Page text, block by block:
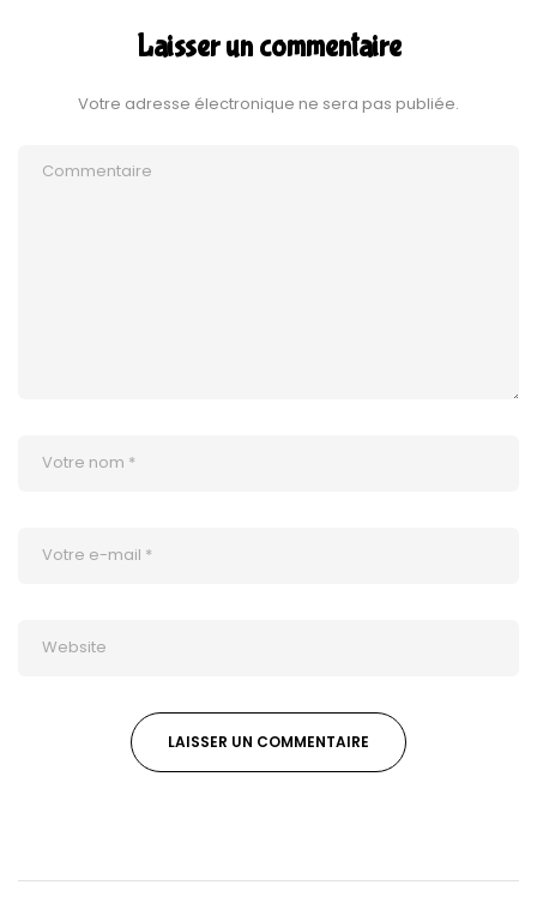
Laisser un commentaire
Votre adresse électronique ne sera pas publiée.